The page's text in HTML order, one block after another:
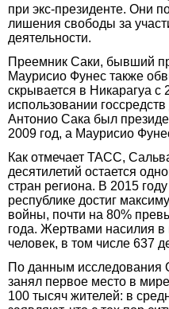
при экс-президенте. Они
лишения свободы за
деятельности.
Преемник Саки, бывший
Маурисио Фунес также
скрывается в Никарагуа с
использовании
Антонио Сака был
2009 год, а Маурисио
Как отмечает ТАСС,
десятилетий остается
стран региона. В 2015
республике достиг
войны, почти на 80%
года. Жертвами насилия
человек, в том числе 637
По данным исследования
занял первое место в
100 тысяч жителей: в